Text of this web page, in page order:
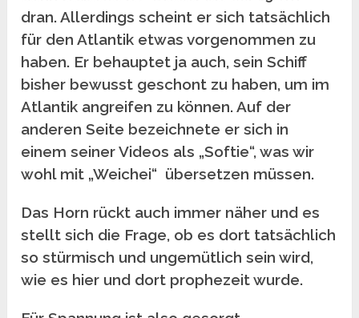
dran. Allerdings scheint er sich tatsächlich
für den Atlantik etwas vorgenommen zu
haben. Er behauptet ja auch, sein Schiff
bisher bewusst geschont zu haben, um im
Atlantik angreifen zu können. Auf der
anderen Seite bezeichnete er sich in
einem seiner Videos als „Softie“, was wir
wohl mit „Weichei“ übersetzen müssen.
Das Horn rückt auch immer näher und es
stellt sich die Frage, ob es dort tatsächlich
so stürmisch und ungemütlich sein wird,
wie es hier und dort prophezeit wurde.